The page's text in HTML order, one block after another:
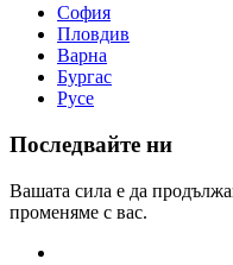
София
Пловдив
Варна
Бургас
Русе
Последвайте ни
Вашата сила е да
променяме с вас.